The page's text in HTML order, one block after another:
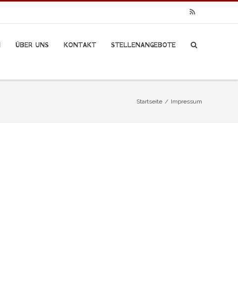
ÜBER UNS KONTAKT STELLENANGEBOTE
Startseite / Impressum